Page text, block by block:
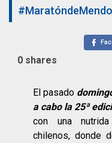
0 shares
El pasado
a cabo la 25ª
con una
chilenos, donde